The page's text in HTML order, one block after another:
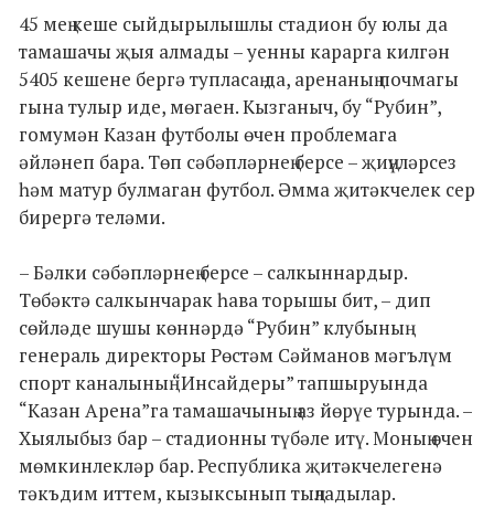
45 мең кеше сыйдырылышлы стадион бу юлы да
тамашачы җыя алмады – уенны карарга килгән
5405 кешене бергә тупласаң да, аренаның почмагы
гына тулыр иде, мөгаен. Кызганыч, бу “Рубин”,
гомумән Казан футболы өчен проблемага
әйләнеп бара. Төп сәбәпләрнең берсе – җиңүләрсез
һәм матур булмаган футбол. Әмма җитәкчелек сер
бирергә теләми.
– Бәлки сәбәпләрнең берсе – салкыннардыр.
Төбәктә салкынчарак һава торышы бит, – дип
сөйләде шушы көннәрдә “Рубин” клубының
генераль директоры Рөстәм Сәйманов мәгълүм
спорт каналының “Инсайдеры” тапшыруында
“Казан Арена”га тамашачының аз йөрүе турында. –
Хыялыбыз бар – стадионны түбәле итү. Моның өчен
мөмкинлекләр бар. Республика җитәкчелегенә
тәкъдим иттем, кызыксынып тыңладылар.